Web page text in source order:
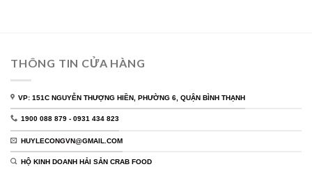
THÔNG TIN CỬA HÀNG
VP: 151C NGUYỄN THƯỢNG HIỀN, PHƯỜNG 6, QUẬN BÌNH THẠNH
1900 088 879 - 0931 434 823
HUYLECONGVN@GMAIL.COM
HỘ KINH DOANH HẢI SẢN CRAB FOOD